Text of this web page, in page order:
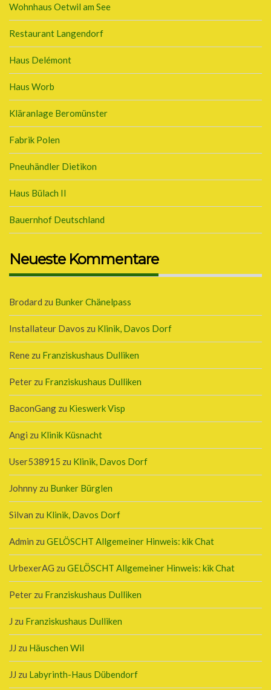
Wohnhaus Oetwil am See
Restaurant Langendorf
Haus Delémont
Haus Worb
Kläranlage Beromünster
Fabrik Polen
Pneuhändler Dietikon
Haus Bülach II
Bauernhof Deutschland
Neueste Kommentare
Brodard zu Bunker Chänelpass
Installateur Davos zu Klinik, Davos Dorf
Rene zu Franziskushaus Dulliken
Peter zu Franziskushaus Dulliken
BaconGang zu Kieswerk Visp
Angi zu Klinik Küsnacht
User538915 zu Klinik, Davos Dorf
Johnny zu Bunker Bürglen
Silvan zu Klinik, Davos Dorf
Admin zu GELÖSCHT Allgemeiner Hinweis: kik Chat
UrbexerAG zu GELÖSCHT Allgemeiner Hinweis: kik Chat
Peter zu Franziskushaus Dulliken
J zu Franziskushaus Dulliken
JJ zu Häuschen Wil
JJ zu Labyrinth-Haus Dübendorf